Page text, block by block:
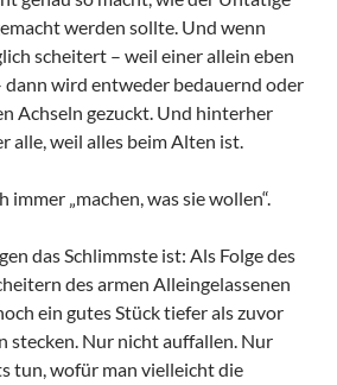
werden sollte. Und wenn
scheitert – weil einer allein eben
dann wird entweder bedauernd oder
Achseln gezuckt. Und hinterher
alle, weil alles beim Alten ist.
immer „machen, was sie wollen“.
das Schlimmste ist: Als Folge des
des armen Alleingelassenen
ein gutes Stück tiefer als zuvor
stecken. Nur nicht auffallen. Nur
tun, wofür man vielleicht die